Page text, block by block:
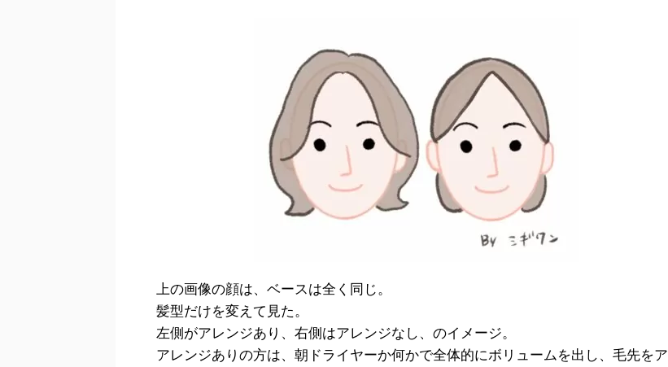
上の画像の顔は、ベースは全く同じ。
髪型だけを変えて見た。
左側がアレンジあり、右側はアレンジなし、のイメージ。
アレンジありの方は、朝ドライヤーか何かで全体的にボリュームを出し、毛先をア